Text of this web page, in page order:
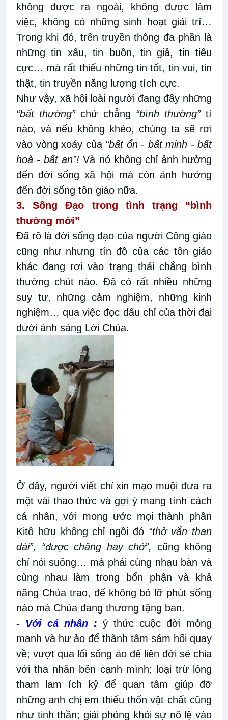
không được ra ngoài, không được làm
việc, không có những sinh hoạt giải trí…
Trong khi đó, trên truyền thông đa phần là
những tin xấu, tin buồn, tin giả, tin tiêu
cực… mà rất thiếu những tin tốt, tin vui, tin
thật, tin truyền năng lượng tích cực.
Như vậy, xã hội loài người đang đầy những
“bất thường”chứ chẳng “bình thường”tí
nào, và nếu không khéo, chúng ta sẽ rơi
vào vòng xoáy của “bất ổn - bất minh - bất
hoà - bất an”! Và nó không chỉ ảnh hưởng
đến đời sống xã hội mà còn ảnh hưởng
đến đời sống tôn giáo nữa.
3. Sống Đạo trong tình trạng “bình
thường mới”
Đã rõ là đời sống đạo của người Công giáo
cũng như nhưng tín đồ của các tôn giáo
khác đang rơi vào trạng thái chẳng bình
thường chút nào. Đã có rất nhiều những
suy tư, những cảm nghiệm, những kinh
nghiệm… qua việc đọc dấu chỉ của thời đại
dưới ánh sáng Lời Chúa.
Ở đây, người viết chỉ xin mạo muội đưa ra
một vài thao thức và gợi ý mang tính cách
cá nhân, với mong ước mọi thành phần
Kitô hữu không chỉ ngồi đó “thở vắn than
dài”,
“được chăng hay chớ”, cũng không
chỉ nói suông… mà phải cùng nhau bàn và
cùng nhau làm trong bổn phận và khả
năng Chúa trao, để không bỏ lỡ phút sống
nào mà Chúa đang thương tặng ban.
- Với cá nhân : ý thức cuộc đời mỏng
manh và hư ảo để thành tâm sám hối quay
về; vượt qua lối sống ảo để liên đới sẻ chia
với tha nhân bên cạnh mình; loại trừ lòng
tham lam ích kỷ để quan tâm giúp đỡ
những anh chị em thiếu thốn vật chất cũng
như tinh thần; giải phóng khỏi sự nô lệ vào